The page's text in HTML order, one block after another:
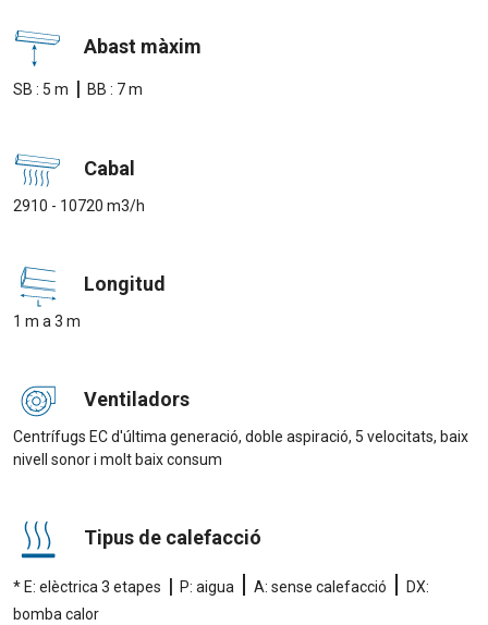
Abast màxim
SB : 5 m | BB : 7 m
Cabal
2910 - 10720 m3/h
Longitud
1 m a 3 m
Ventiladors
Centrífugs EC d'última generació, doble aspiració, 5 velocitats, baix
nivell sonor i molt baix consum
Tipus de calefacció
* E: elèctrica 3 etapes | P: aigua | A: sense calefacció |
DX:
bomba calor